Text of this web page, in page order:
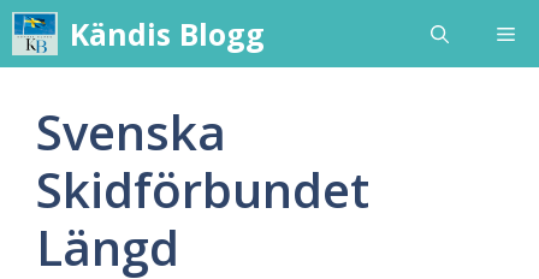
Skip
to
content
Kändis Blogg
Svenska
Skidförbundet
Längd